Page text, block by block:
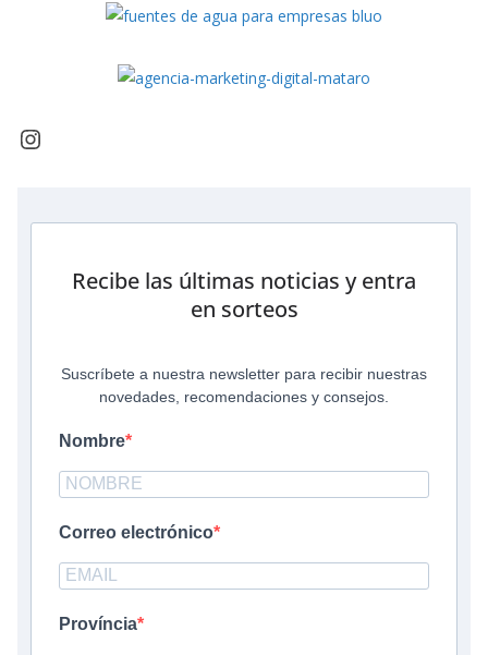
Recibe las últimas noticias y entra
en sorteos
Suscríbete a nuestra newsletter para recibir nuestras
novedades, recomendaciones y consejos.
Nombre
Correo electrónico
Província